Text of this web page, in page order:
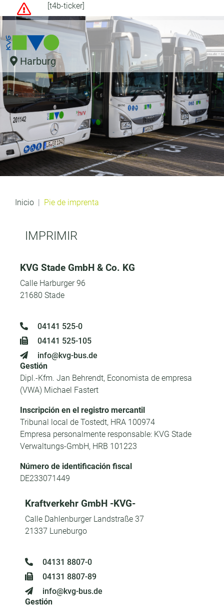
[t4b-ticker]
Harburg
Inicio Pie de imprenta
IMPRIMIR
KVG Stade GmbH & Co. KG
Calle Harburger 96
21680 Stade
04141 525-0
04141 525-105
info@kvg-bus.de
Gestión
Dipl.-Kfm. Jan Behrendt, Economista de empresa
(VWA) Michael Fastert
Inscripción en el registro mercantil
Tribunal local de Tostedt, HRA 100974
Empresa personalmente responsable: KVG Stade
Verwaltungs-GmbH, HRB 101223
Número de identificación fiscal
DE233071449
Kraftverkehr GmbH -KVG-
Calle Dahlenburger Landstraße 37
21337 Luneburgo
04131 8807-0
04131 8807-89
info@kvg-bus.de
Gestión